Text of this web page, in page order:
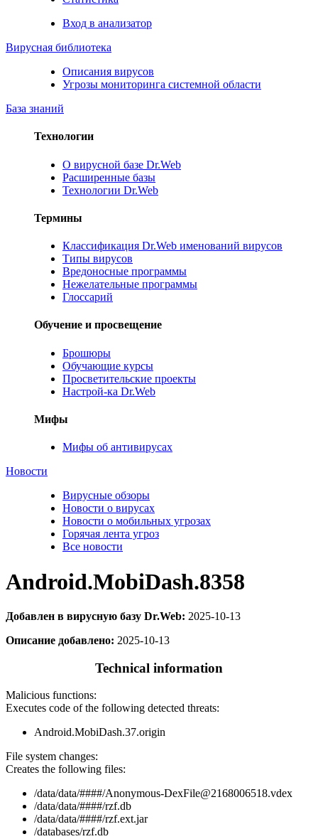
Вход в анализатор
Вирусная библиотека
Описания вирусов
Угрозы мониторинга системной области
База знаний
Технологии
О вирусной базе Dr.Web
Расширенные базы
Технологии Dr.Web
Термины
Классификация Dr.Web именований вирусов
Типы вирусов
Вредоносные программы
Нежелательные программы
Глоссарий
Обучение и просвещение
Брошюры
Обучающие курсы
Просветительские проекты
Настрой-ка Dr.Web
Мифы
Мифы об антивирусах
Новости
Вирусные обзоры
Новости о вирусах
Новости о мобильных угрозах
Горячая лента угроз
Все новости
Android.MobiDash.8358
Добавлен в вирусную базу Dr.Web: 2025-10-13
Описание добавлено: 2025-10-13
Technical information
Malicious functions:
Executes code of the following detected threats:
Android.MobiDash.37.origin
File system changes:
Creates the following files:
/data/data/####/Anonymous-DexFile@2168006518.vdex
/data/data/####/rzf.db
/data/data/####/rzf.ext.jar
/databases/rzf.db